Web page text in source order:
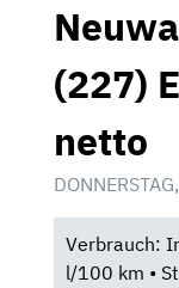
(227)
netto
Verbrauch:
l/100 km •